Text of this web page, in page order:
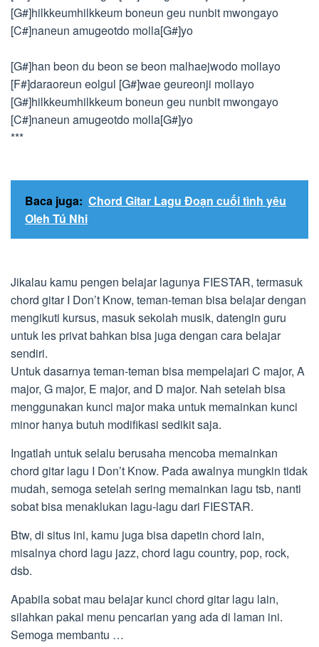
[G#]hilkkeumhilkkeum boneun geu nunbit mwongayo
[C#]naneun amugeotdo molla[G#]yo
[G#]han beon du beon se beon malhaejwodo mollayo
[F#]daraoreun eolgul [G#]wae geureonji mollayo
[G#]hilkkeumhilkkeum boneun geu nunbit mwongayo
[C#]naneun amugeotdo molla[G#]yo
***
Baca juga: Chord Gitar Lagu Đoạn cuối tình yêu
Oleh Tú Nhi
Jikalau kamu pengen belajar lagunya FIESTAR, termasuk
chord gitar I Don’t Know, teman-teman bisa belajar dengan
mengikuti kursus, masuk sekolah musik, datengin guru
untuk les privat bahkan bisa juga dengan cara belajar
sendiri.
Untuk dasarnya teman-teman bisa mempelajari C major, A
major, G major, E major, and D major. Nah setelah bisa
menggunakan kunci major maka untuk memainkan kunci
minor hanya butuh modifikasi sedikit saja.
Ingatlah untuk selalu berusaha mencoba memainkan
chord gitar lagu I Don’t Know. Pada awalnya mungkin tidak
mudah, semoga setelah sering memainkan lagu tsb, nanti
sobat bisa menaklukan lagu-lagu dari FIESTAR.
Btw, di situs ini, kamu juga bisa dapetin chord lain,
misalnya chord lagu jazz, chord lagu country, pop, rock,
dsb.
Apabila sobat mau belajar kunci chord gitar lagu lain,
silahkan pakai menu pencarian yang ada di laman ini.
Semoga membantu …